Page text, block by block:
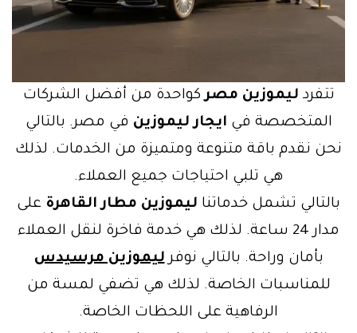
تتفرد ليموزين مصركواحدة من أفضل الشركات
المتخصصة في ايجار ليموزين في مصر. بالتالي
نحن نقدم باقة متنوعة ومتميزة من الخدمات. لذلك
هي تلبي احتياجات جميع العملاء.
بالتالي تشمل خدماتنا ليموزين مطار القاهرة على
مدار 24 ساعة. لذلك هي خدمة فاخرة لنقل العملاء
بأمان وراحة. بالتالي نوفرليموزين مرسيدس
للمناسبات الخاصة. لذلك هي تضفي لمسة من
الرفاهية على اللحظات الخاصة.